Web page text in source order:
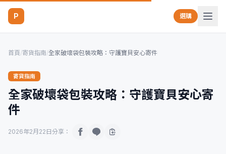
P 選購
首頁/寄貨指南/全家破壞袋包裝攻略：守護寶貝安心寄件
寄貨指南
全家破壞袋包裝攻略：守護寶貝安心寄
件
2026年2月22日 分享：